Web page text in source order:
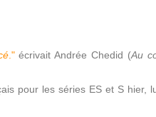
."écrivait Andrée Chedid (Au
pour les séries ES et S hier,